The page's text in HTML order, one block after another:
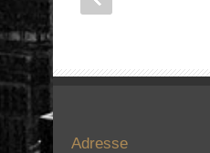
Adresse